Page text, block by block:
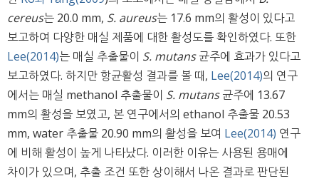
cereus는 20.0 mm, S. aureus는 17.6 mm의 활성이 있다고
보고하여 다양한 매실 제품에 대한 활성도를 확인하였다. 또한
Lee(2014)는 매실 추출물이 S. mutans균주에 효과가 있다고
보고하였다. 하지만 항균활성 결과를 볼 때, Lee(2014)의 연구
에서는 매실 methanol 추출물이 S. mutans균주에 13.67
mm의 활성을 보였고, 본 연구에서의 ethanol 추출물 20.53
mm, water 추출물 20.90 mm의 활성을 보여 Lee(2014) 연구
에 비해 활성이 높게 나타났다. 이러한 이유는 사용된 용매에
차이가 있으며, 추출 조건 또한 상이해서 나온 결과로 판단된